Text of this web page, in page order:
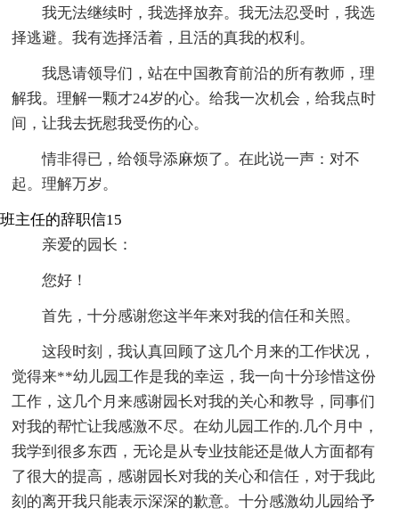
我无法继续时，我选择放弃。我无法忍受时，我选
择逃避。我有选择活着，且活的真我的权利。
我恳请领导们，站在中国教育前沿的所有教师，理
解我。理解一颗才24岁的心。给我一次机会，给我点时
间，让我去抚慰我受伤的心。
情非得已，给领导添麻烦了。在此说一声：对不
起。理解万岁。
班主任的辞职信15
亲爱的园长：
您好！
首先，十分感谢您这半年来对我的信任和关照。
这段时刻，我认真回顾了这几个月来的工作状况，
觉得来**幼儿园工作是我的幸运，我一向十分珍惜这份
工作，这几个月来感谢园长对我的关心和教导，同事们
对我的帮忙让我感激不尽。在幼儿园工作的.几个月中，
我学到很多东西，无论是从专业技能还是做人方面都有
了很大的提高，感谢园长对我的关心和信任，对于我此
刻的离开我只能表示深深的歉意。十分感激幼儿园给予